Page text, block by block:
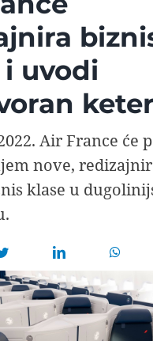
uvodi
Air France će
nove,
klase u